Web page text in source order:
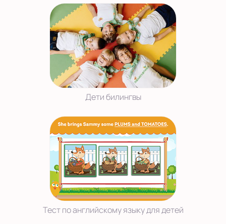
Дети билингвы
Тест по английскому языку для детей